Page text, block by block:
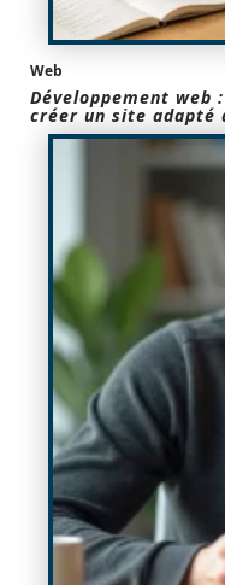
Web
Développement web
créer un site adapté